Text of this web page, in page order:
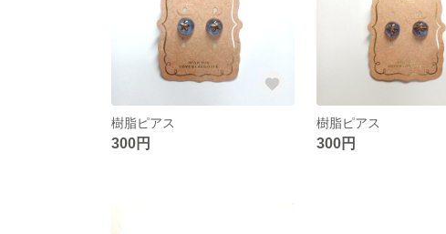
樹脂ピアス
300円
樹脂ピアス
300円